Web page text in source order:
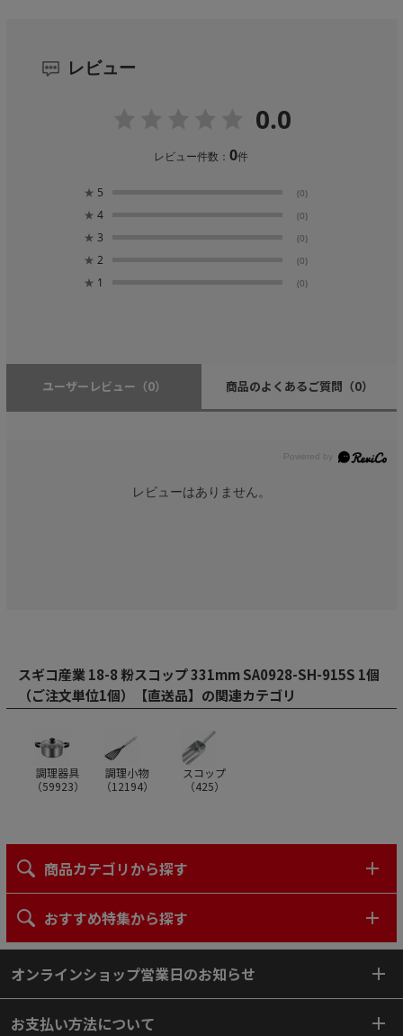
レビュー
0.0
レビュー件数：0件
★ 5 (0)
★ 4 (0)
★ 3 (0)
★ 2 (0)
★ 1 (0)
ユーザーレビュー （0） 商品のよくあるご質問 （0）
レビューはありません。
スギコ産業 18-8 粉スコップ 331mm SA0928-SH-915S 1個
（ご注文単位1個）【直送品】の関連カテゴリ
調理器具
（59923）
調理小物
（12194）
スコップ
（425）
商品カテゴリから探す
おすすめ特集から探す
オンラインショップ営業日のお知らせ
お支払い方法について